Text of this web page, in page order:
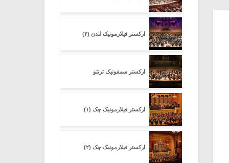
ارکستر فیلارمونیک لندن (۳)
ارکستر سمفونیک ترنتو
ارکستر فیلارمونیک چک (۱)
ارکستر فیلارمونیک چک (۲)